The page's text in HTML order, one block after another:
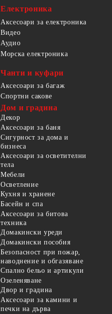
Електроника
Аксесоари за електроника
Видео
Аудио
Морска електроника
Чанти и куфари
Аксесоари за багаж
Спортни сакове
Дом и градина
Декор
Аксесоари за баня
Сигурност за дома и
бизнеса
Аксесоари за осветителни
тела
Мебели
Осветление
Кухня и хранене
Басейн и спа
Аксесоари за битова
техника
Домакински уреди
Домакински пособия
Безопасност при пожар,
наводнение и обгазяване
Спално бельо и артикули
Озеленяване
Двор и градина
Аксесоари за камини и
печки на дърва